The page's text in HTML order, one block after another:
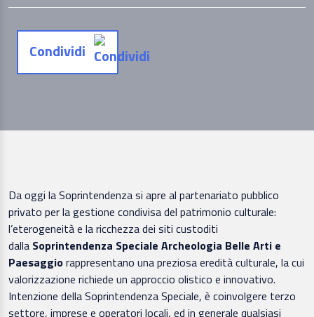
Condividi
Da oggi la Soprintendenza si apre al partenariato pubblico
privato per la gestione condivisa del patrimonio culturale:
l’eterogeneità e la ricchezza dei siti custoditi
dalla Soprintendenza Speciale Archeologia Belle Arti e
Paesaggiorappresentano una preziosa eredità culturale, la cui
valorizzazione richiede un approccio olistico e innovativo.
Intenzione della Soprintendenza Speciale, è coinvolgere terzo
settore, imprese e operatori locali, ed in generale qualsiasi